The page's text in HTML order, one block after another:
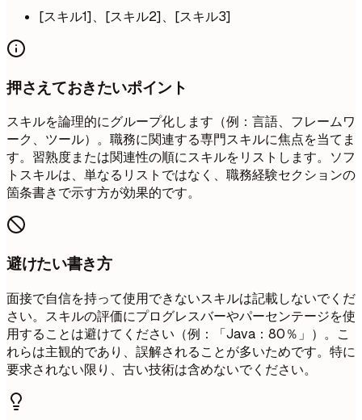
[スキル1]、[スキル2]、[スキル3]
押さえておきたいポイント
スキルを論理的にグループ化します（例：言語、フレームワ
ーク、ツール）。職務に関連する専門スキルに焦点を当てま
す。習熟度または関連性の順にスキルをリストします。ソフ
トスキルは、単なるリストではなく、職務経験セクションの
箇条書きで示す方が効果的です。
避けたい書き方
面接で自信を持って使用できないスキルは記載しないでくだ
さい。スキルの評価にプログレスバーやパーセンテージを使
用することは避けてください（例：「Java：80％」）。こ
れらは主観的であり、誤解されることが多いためです。特に
要求されない限り、古い技術は含めないでください。